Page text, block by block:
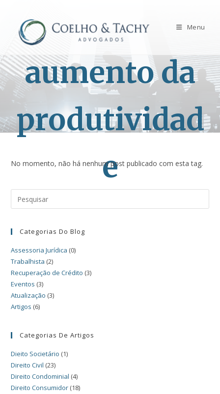
Menu
aumento da
produtividad
e
No momento, não há nenhum post publicado com esta tag.
Categorias Do Blog
Assessoria Jurídica (0)
Trabalhista (2)
Recuperação de Crédito (3)
Eventos (3)
Atualização (3)
Artigos (6)
Categorias De Artigos
Dieito Societário (1)
Direito Civil (23)
Direito Condominial (4)
Direito Consumidor (18)